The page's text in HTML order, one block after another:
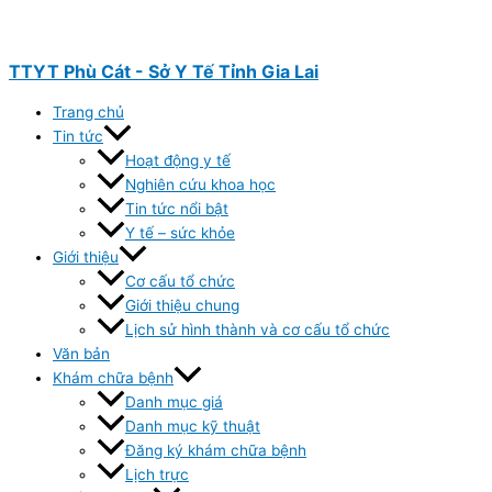
dung
TTYT Phù Cát - Sở Y Tế Tỉnh Gia Lai
Trang chủ
Tin tức
Hoạt động y tế
Nghiên cứu khoa học
Tin tức nổi bật
Y tế – sức khỏe
Giới thiệu
Cơ cấu tổ chức
Giới thiệu chung
Lịch sử hình thành và cơ cấu tổ chức
Văn bản
Khám chữa bệnh
Danh mục giá
Danh mục kỹ thuật
Đăng ký khám chữa bệnh
Lịch trực